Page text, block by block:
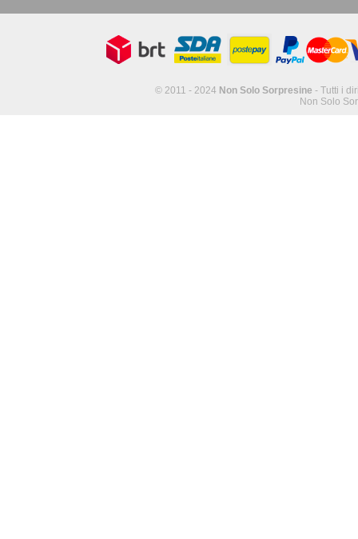
© 2011 - 2024 Non Solo Sorpresine - Tutti i
Non Solo